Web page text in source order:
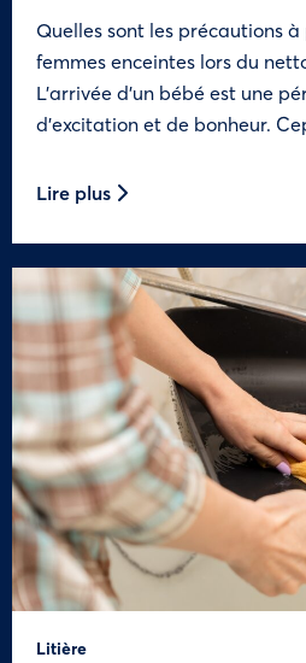
Quelles sont les précautions
femmes enceintes lors du
L’arrivée d’un bébé est une
d’excitation et de bonheur.
Lire plus
Litière